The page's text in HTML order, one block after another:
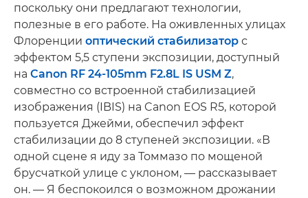
поскольку они предлагают технологии,
полезные в его работе. На оживленных улицах
Флоренции оптический стабилизатор с
эффектом 5,5 ступени экспозиции, доступный
на Canon RF 24-105mm F2.8L IS USM Z,
совместно со встроенной стабилизацией
изображения (IBIS) на Canon EOS R5, которой
пользуется Джейми, обеспечил эффект
стабилизации до 8 ступеней экспозиции. «В
одной сцене я иду за Томмазо по мощеной
брусчаткой улице с уклоном, — рассказывает
он. — Я беспокоился о возможном дрожании